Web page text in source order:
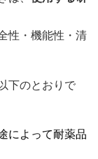
性・機能性・清
下のとおりで
によって耐薬品